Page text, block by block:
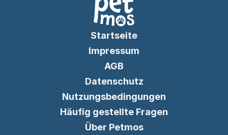
Startseite
Impressum
AGB
Datenschutz
Nutzungsbedingungen
Häufig gestellte Fragen
Über Petmos